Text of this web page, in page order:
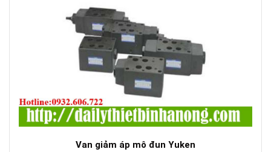
Van giảm áp mô đun Yuken